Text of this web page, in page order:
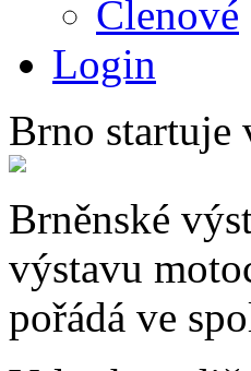
Členové
Login
Brno
Brněnské
výstavu
pořádá ve